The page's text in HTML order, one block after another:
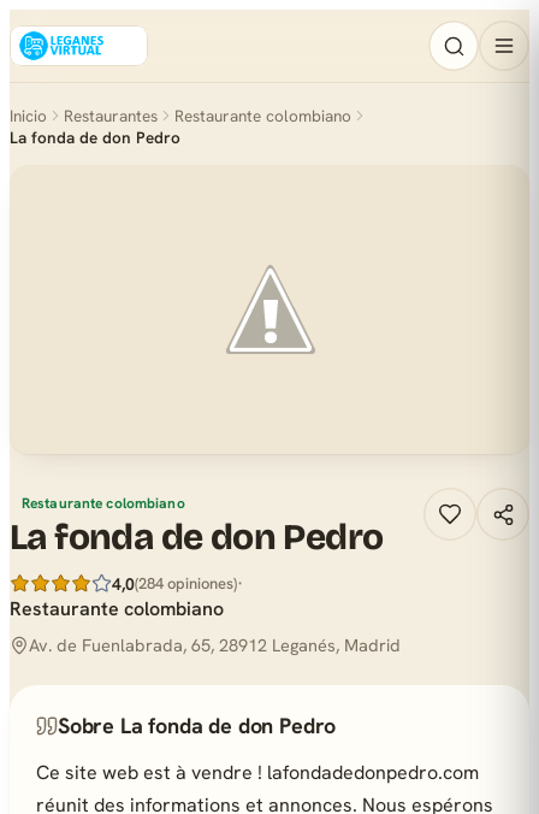
Inicio Restaurantes
Restaurante colombiano
La fonda de don Pedro
Restaurante colombiano
La fonda de don Pedro
4,0(284 opiniones)·
Restaurante colombiano
Av. de Fuenlabrada, 65, 28912 Leganés, Madrid
Sobre La fonda de don Pedro
Ce site web est à vendre ! lafondadedonpedro.com
réunit des informations et annonces. Nous espérons